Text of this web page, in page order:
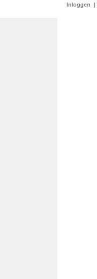
Inloggen |